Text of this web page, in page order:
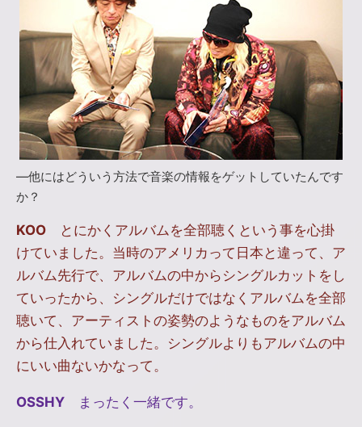
―他にはどういう方法で音楽の情報をゲットしていたんです
か？
KOO とにかくアルバムを全部聴くという事を心掛
けていました。当時のアメリカって日本と違って、ア
ルバム先行で、アルバムの中からシングルカットをし
ていったから、シングルだけではなくアルバムを全部
聴いて、アーティストの姿勢のようなものをアルバム
から仕入れていました。シングルよりもアルバムの中
にいい曲ないかなって。
OSSHY まったく一緒です。